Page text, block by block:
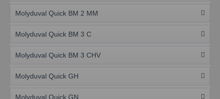
Molyduval Quick BM 2 MM
Molyduval Quick BM 3 C
Molyduval Quick BM 3 CHV
Molyduval Quick GH
Molyduval Quick GN